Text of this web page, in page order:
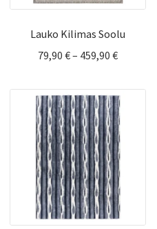
Lauko Kilimas Soolu
79,90 €– 459,90 €Price
79,90 €
through
459,90 €